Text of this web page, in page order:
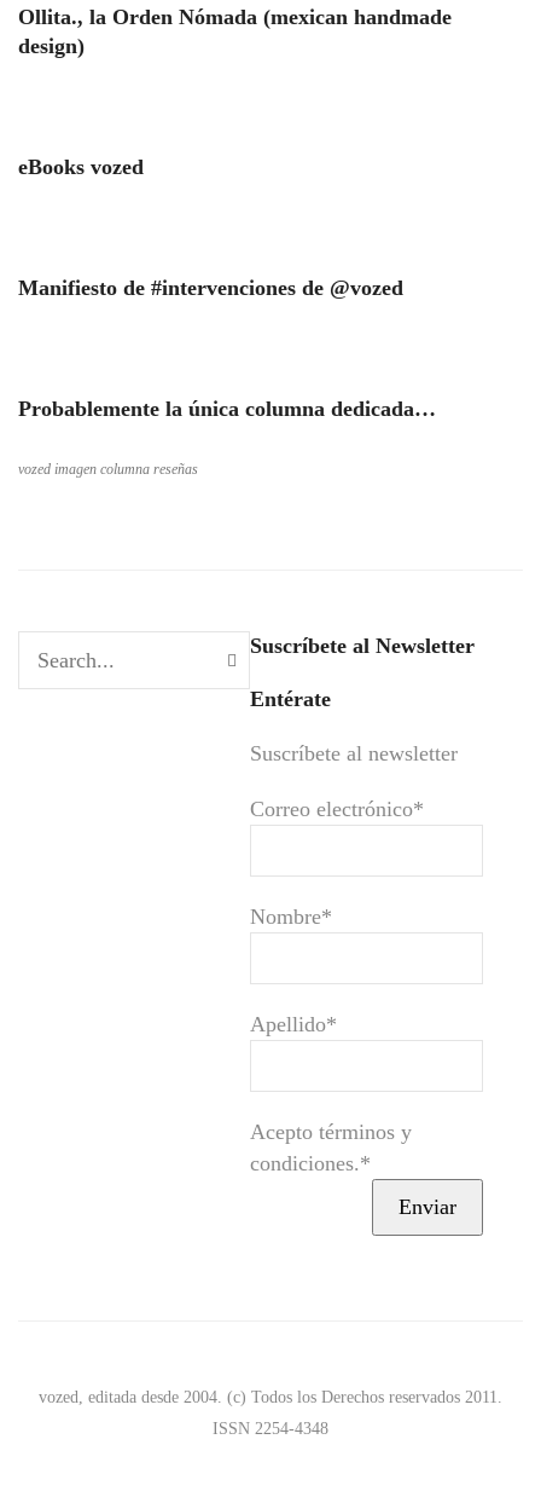
Ollita., la Orden Nómada (mexican handmade
design)
eBooks vozed
Manifiesto de #intervenciones de @vozed
Probablemente la única columna dedicada…
vozed imagen columna reseñas
Suscríbete al Newsletter
Entérate
Suscríbete al newsletter
Correo electrónico*
Nombre*
Apellido*
Acepto términos y
condiciones.*
vozed, editada desde 2004. (c) Todos los Derechos reservados 2011.
ISSN 2254-4348